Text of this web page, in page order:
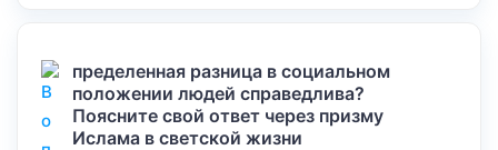
пределенная разница в социальном
положении людей справедлива?
Поясните свой ответ через призму
Ислама в светской жизни